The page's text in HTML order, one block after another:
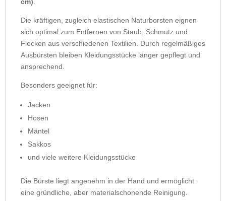
Die kräftigen, zugleich elastischen Naturborsten eignen
sich optimal zum Entfernen von Staub, Schmutz und
Flecken aus verschiedenen Textilien. Durch regelmäßiges
Ausbürsten bleiben Kleidungsstücke länger gepflegt und
ansprechend.
Besonders geeignet für:
Jacken
Hosen
Mäntel
Sakkos
und viele weitere Kleidungsstücke
Die Bürste liegt angenehm in der Hand und ermöglicht
eine gründliche, aber materialschonende Reinigung.